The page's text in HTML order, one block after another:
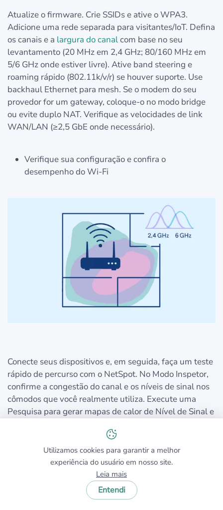
Atualize o firmware. Crie SSIDs e ative o WPA3.
Adicione uma rede separada para visitantes/IoT. Defina
os canais e a largura do canalcom base no seu
levantamento (20 MHz em 2,4 GHz; 80/160 MHz em
5/6 GHz onde estiver livre). Ative band steering e
roaming rápido (802.11k/v/r) se houver suporte. Use
backhaul Ethernet para mesh. Se o modem do seu
provedor for um gateway, coloque-o no modo bridge
ou evite duplo NAT. Verifique as velocidades de link
WAN/LAN (≥2,5 GbE onde necessário).
Verifique sua configuração e confira o
desempenho do Wi-Fi
Conecte seus dispositivos e, em seguida, faça um teste
rápido de percurso com o NetSpot. No Modo Inspetor,
confirme a congestão do canal e os níveis de sinal nos
cômodos que você realmente utiliza. Execute uma
Pesquisa para gerar mapas de calor de Nível de Sinal e
pontos fracos ou sobreposição, ajuste a localização do
AP e o plano de canais, depois faça uma nova
varredura. Opcionalmente, realize um teste rápido de
throughput em cada cômodo principal para validar se
as velocidades reais correspondem às suas
Utilizamos cookies para garantir a melhor
experiência do usuário em nosso site.
Leia mais
Entendi